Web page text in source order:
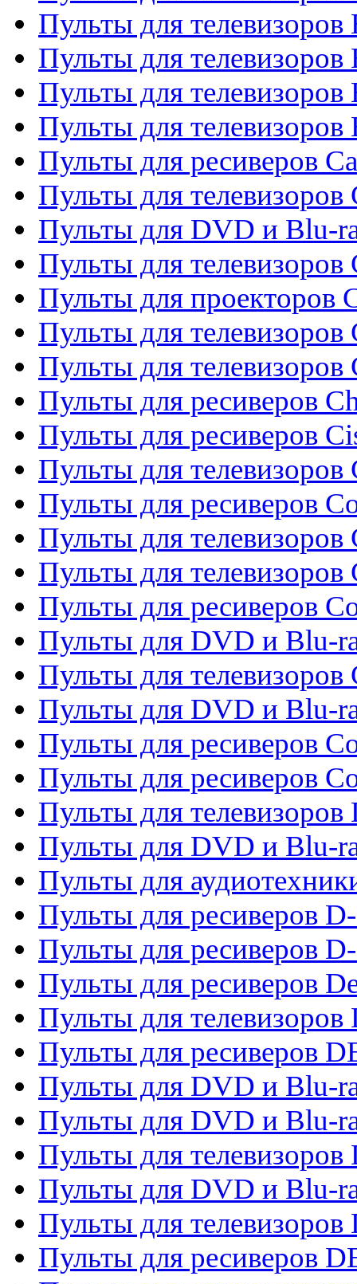
Пульты для телевизоров
Пульты для телевизоров
Пульты для телевизоров
Пульты для телевизоров
Пульты для ресиверов
Пульты для телевизоров
Пульты для DVD и Blu-
Пульты для телевизоров
Пульты для проекторов
Пульты для телевизоров
Пульты для телевизоров
Пульты для ресиверов
Пульты для ресиверов
Пульты для телевизоров
Пульты для ресиверов
Пульты для телевизоров
Пульты для телевизоров
Пульты для ресиверов
Пульты для DVD и Blu-
Пульты для телевизоров
Пульты для DVD и Blu-
Пульты для ресиверов
Пульты для ресиверов
Пульты для телевизоров
Пульты для DVD и Blu-
Пульты для
Пульты для ресиверов
Пульты для ресиверов
Пульты для ресиверов
Пульты для телевизоров
Пульты для ресиверов
Пульты для DVD и Blu-
Пульты для DVD и Blu-
Пульты для
Пульты для DVD и Blu-
Пульты для телевизоров
Пульты для ресиверов